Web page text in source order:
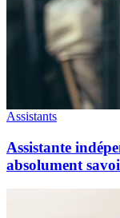
Assistants
Assistante
absolument